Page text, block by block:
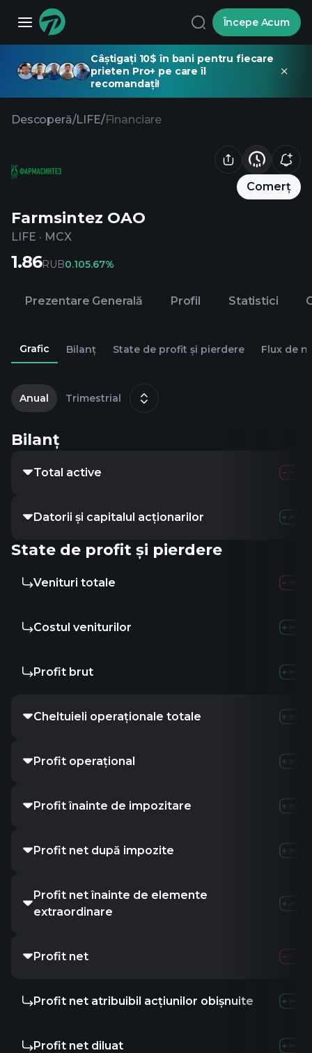
Începe Acum
Câștigați 10$ în bani pentru fiecare
prieten Pro+ pe care îl
recomandați!
Descoperă/LIFE/Financiare
Comerț
Farmsintez OAO
LIFE · MCX
1.86RUB0.105.67%
Prezentare Generală Profil Statistici
Grafic Bilanț State de profit și pierdere Flux de
Anual Trimestrial
Bilanț
Total active
Datorii și capitalul acționarilor
State de profit și pierdere
Venituri totale
Costul veniturilor
Profit brut
Cheltuieli operaționale totale
Profit operațional
Profit înainte de impozitare
Profit net după impozite
Profit net înainte de elemente
extraordinare
Profit net
Profit net atribuibil acțiunilor obișnuite
Profit net diluat